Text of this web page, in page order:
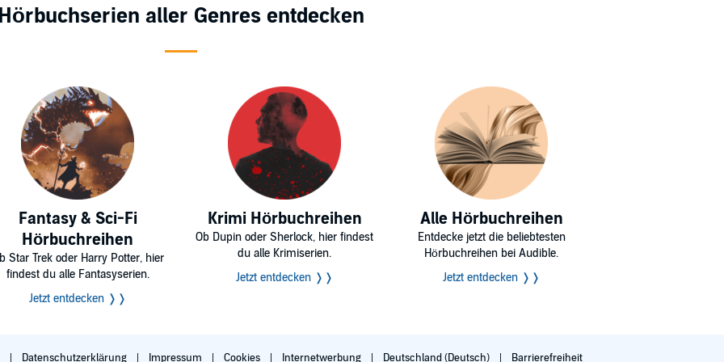
aller Genres entdecken
Fantasy & Sci-Fi
Hörbuchreihen
Star Trek oder Harry Potter, hier
findest du alle Fantasyserien.
Jetzt entdecken ❭❭
Krimi Hörbuchreihen
Ob Dupin oder Sherlock, hier findest
du alle Krimiserien.
Jetzt entdecken ❭❭
Alle Hörbuchreihen
Entdecke jetzt die beliebtesten
Hörbuchreihen bei Audible.
Jetzt entdecken ❭❭
Datenschutzerklärung Impressum Cookies Internetwerbung Deutschland (Deutsch) Barrierefreiheit